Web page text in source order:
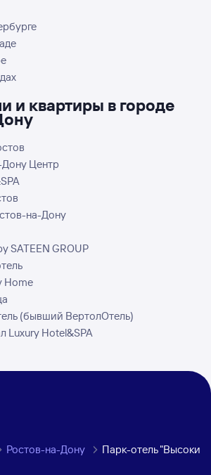
и квартиры в городе
Центр
на-Дону
SATEEN GROUP
Home
(бывший ВертолОтель)
Luxury Hotel&SPA
Ростов-на-Дону Парк-отель "Высокий